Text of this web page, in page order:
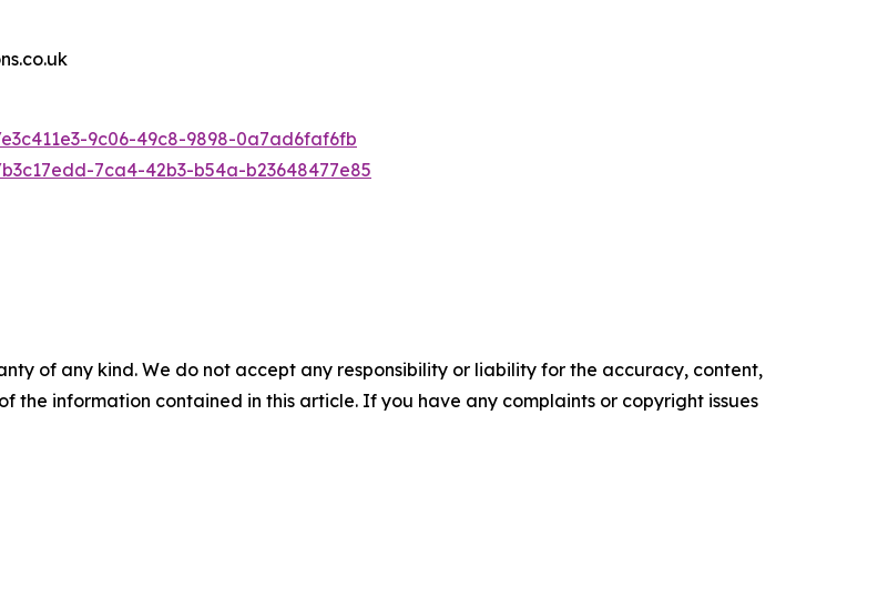
9c06-49c8-9898-0a7ad6faf6fb
7ca4-42b3-b54a-b23648477e85
of any kind. We do not accept any responsibility or liability for the accuracy, content,
the information contained in this article. If you have any complaints or copyright issues